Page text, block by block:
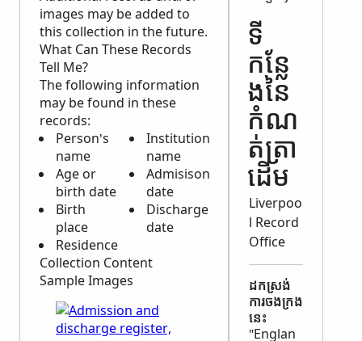
images may be added to
this collection in the future.
What Can These Records
Tell Me?
The following information
may be found in these
records:
Person's
name
Age or
birth date
Birth
place
Residence
Institution
name
Admisison
date
Discharge
date
Collection Content
Sample Images
ទី
កន្លែ
ង​នៃ​
កំណ
ត់ត្រា​
ដើម
Liverpoo
l Record
Office
ដកស្រង់​
ការចងក្រង​
នេះ
"Englan